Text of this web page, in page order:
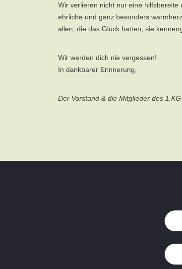
Wir verlieren nicht nur eine
ehrliche und ganz besonders
allen, die das Glück hatten, sie
Wir werden dich nie vergessen!
In dankbarer Erinnerung,
Der Vorstand & die Mitglieder des